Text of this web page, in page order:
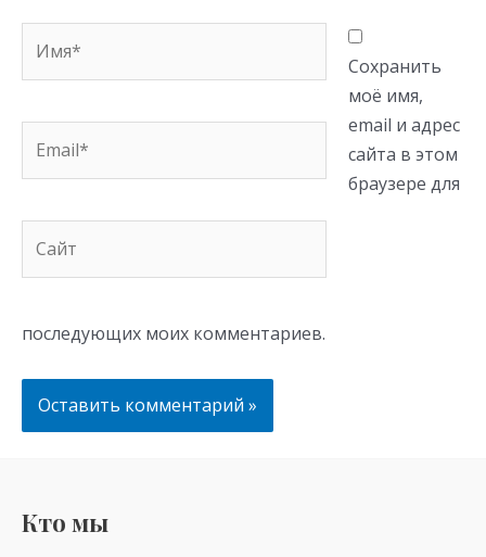
Сохранить
моё имя,
email и адрес
сайта в этом
браузере для
последующих моих комментариев.
Кто мы